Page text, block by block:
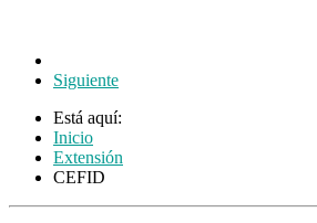
Siguiente
Está aquí:
Inicio
Extensión
CEFID